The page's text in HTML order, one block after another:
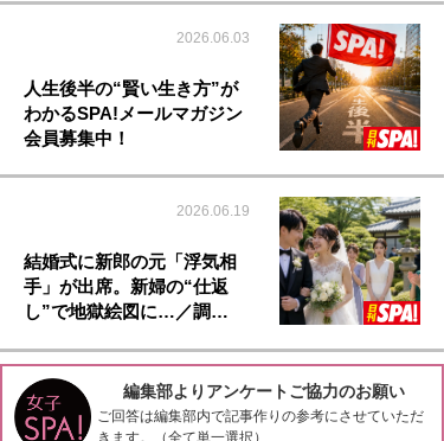
2026.06.03
人生後半の“賢い生き方”が
わかるSPA!メールマガジン
会員募集中！
2026.06.19
結婚式に新郎の元「浮気相
手」が出席。新婦の“仕返
し”で地獄絵図に…／調…